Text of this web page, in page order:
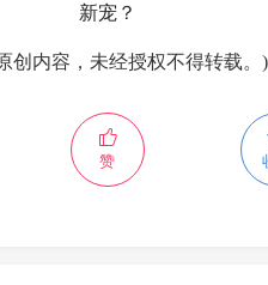
新宠？
创内容，未经授权不得转载。)
赞